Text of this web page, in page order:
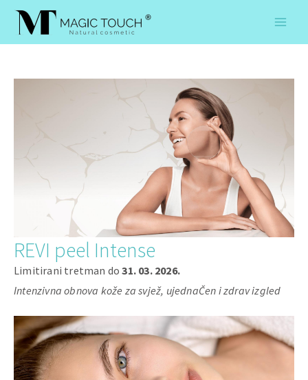
content
REVI peel Intense
Limitirani tretman do31. 03. 2026.
Intenzivna obnova kože za svjež, ujednaČen i zdrav izgled